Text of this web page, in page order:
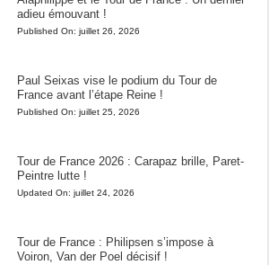
adieu émouvant !
Published On: juillet 26, 2026
Paul Seixas vise le podium du Tour de
France avant l’étape Reine !
Published On: juillet 25, 2026
Tour de France 2026 : Carapaz brille, Paret-
Peintre lutte !
Updated On: juillet 24, 2026
Tour de France : Philipsen s’impose à
Voiron, Van der Poel décisif !